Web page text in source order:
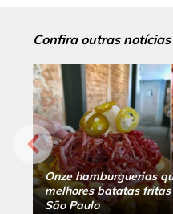
Confira outras notícias
Onze hamburguerias
melhores batatas
São Paulo